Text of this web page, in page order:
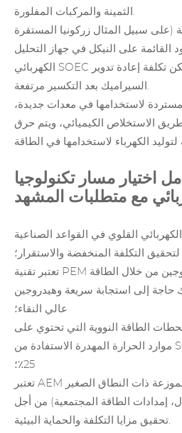
الثمينة والمركبات المفلورة.
(على سبيل المثال زركونيا المستقرة
القائمة على النيكل في جهاز التحليل
الكهربائي SOEC إلى إعادة تدوير احترافية، ولكن تكلفة إعادة تدوير
السيراميك بعد التكسير مرتفعة.
لاستخدامها في معدات جديدة،
الاستخلاص الكيميائي، ويتم حرق
اختيار مسار تكنولوجيا
القلوي في القواعد الصناعية
التكلفة المنخفضة والاستقرار؛
تعتبر تقنية PEM مناسبة لإنتاج الهيدروجين من خلال الطاقة
حاجة إلى استجابة سريعة وهيدروجين
عالي النقاء؛
الطاقة النووية التي تحتوي على
موارد الحرارة المهدرة الاستفادة من SOEC لزيادة الكفاءة بنسبة
25٪؛
تعتبر AEM مناسبة للسيناريوهات الموزعة ذات النطاق الصغير
إمدادات الطاقة المجتمعية) من أجل
تحقيق مزايا التكلفة والحماية البيئية.